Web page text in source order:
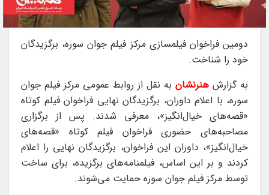
دومین فراخوان فیلمسازی مرکز فیلم جوان سوره، برگزیدگان
خود را شناخت.
به گزارش هنرنشان به نقل از روابط عمومی مرکز فیلم جوان
سوره، با اعلام داوران، برگزیدگان نهایی فراخوان فیلم کوتاه
«قصه‌های خیال‌انگیز»، معرفی شدند. پس از برگزاری
مصاحبه‌های حضوری فراخوان فیلم‌ کوتاه «قصه‌های
خیال‌انگیز»، داوران این فراخوان، برگزیدگان نهایی را اعلام
کردند و بر این اساس، فیلمنامه‌های برگزیده، برای ساخت
توسط مرکز فیلم جوان سوره حمایت می‌شوند.